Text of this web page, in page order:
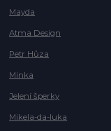
Mayda
Atma Design
Petr Hůza
Minka
Jelení šperky
Mikela-da-luka